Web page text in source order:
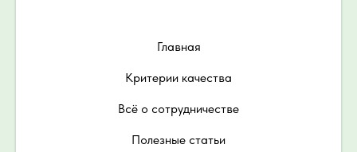
Главная
Критерии качества
Всё о сотрудничестве
Полезные статьи